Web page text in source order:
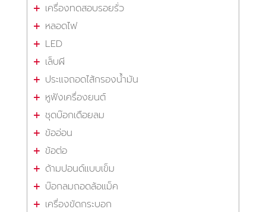
เครื่องทดสอบรอยรั่ว
หลอดไฟ
LED
เล็บผี
ประแจถอดไส้กรองน้ำมัน
หูฟังเครื่องยนต์
ชุดบ๊อกเดือยลม
ข้ออ่อน
ข้อต่อ
ด้ามปอนด์แบบเข็ม
บ๊อกลมถอดล้อแม็ค
เครื่องขัดกระบอก